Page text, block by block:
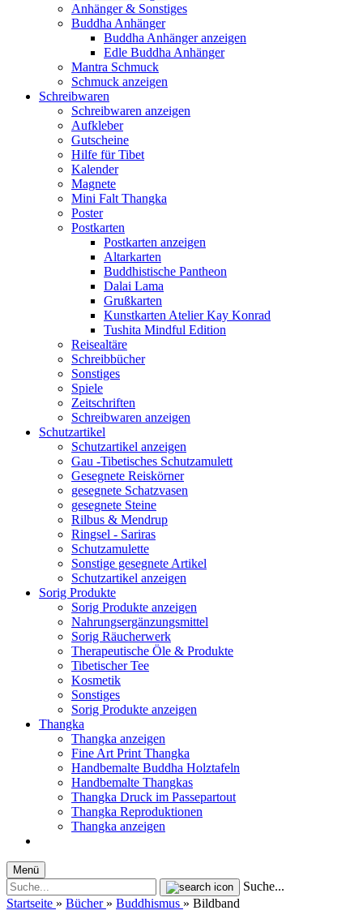
Anhänger & Sonstiges
Buddha Anhänger
Buddha Anhänger anzeigen
Edle Buddha Anhänger
Mantra Schmuck
Schmuck anzeigen
Schreibwaren
Schreibwaren anzeigen
Aufkleber
Gutscheine
Hilfe für Tibet
Kalender
Magnete
Mini Falt Thangka
Poster
Postkarten
Postkarten anzeigen
Altarkarten
Buddhistische Pantheon
Dalai Lama
Grußkarten
Kunstkarten Atelier Kay Konrad
Tushita Mindful Edition
Reisealtäre
Schreibbücher
Sonstiges
Spiele
Zeitschriften
Schreibwaren anzeigen
Schutzartikel
Schutzartikel anzeigen
Gau -Tibetisches Schutzamulett
Gesegnete Reiskörner
gesegnete Schatzvasen
gesegnete Steine
Rilbus & Mendrup
Ringsel - Sariras
Schutzamulette
Sonstige gesegnete Artikel
Schutzartikel anzeigen
Sorig Produkte
Sorig Produkte anzeigen
Nahrungsergänzungsmittel
Sorig Räucherwerk
Therapeutische Öle & Produkte
Tibetischer Tee
Kosmetik
Sonstiges
Sorig Produkte anzeigen
Thangka
Thangka anzeigen
Fine Art Print Thangka
Handbemalte Buddha Holztafeln
Handbemalte Thangkas
Thangka Druck im Passepartout
Thangka Reproduktionen
Thangka anzeigen
Menü
Suche...
Startseite » Bücher » Buddhismus » Bildband